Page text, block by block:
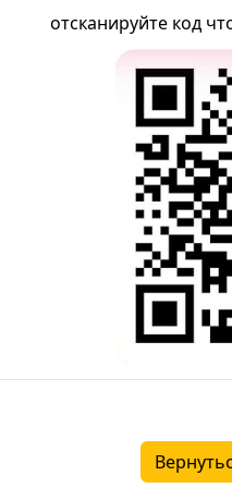
отсканируйте код